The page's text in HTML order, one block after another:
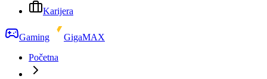
Karijera
Gaming
GigaMAX
Početna